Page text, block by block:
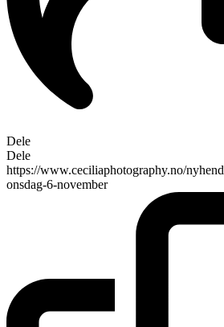
Dele
Dele
https://www.ceciliaphotography.no/
onsdag-6-november